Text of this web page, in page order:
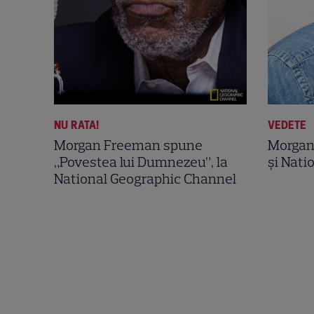
NU RATA!
Morgan Freeman spune
„Povestea lui Dumnezeu”, la
National Geographic Channel
VEDETE
și